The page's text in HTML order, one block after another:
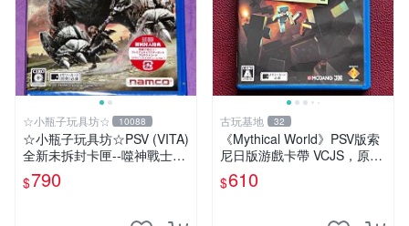
☆小瓶子玩具坊☆ 10088
☆小瓶子玩具坊☆PSV (VITA)
全新未拆封卡匣--噬神戰士2
《噬神者2》(日版)
$790
古玩基地 32
《Mythical World》PSV版索
尼日版游戲卡帶 VCJS，原裝
進口帶全盒說明書，支持主機
運行。Mythical World PSV
$610